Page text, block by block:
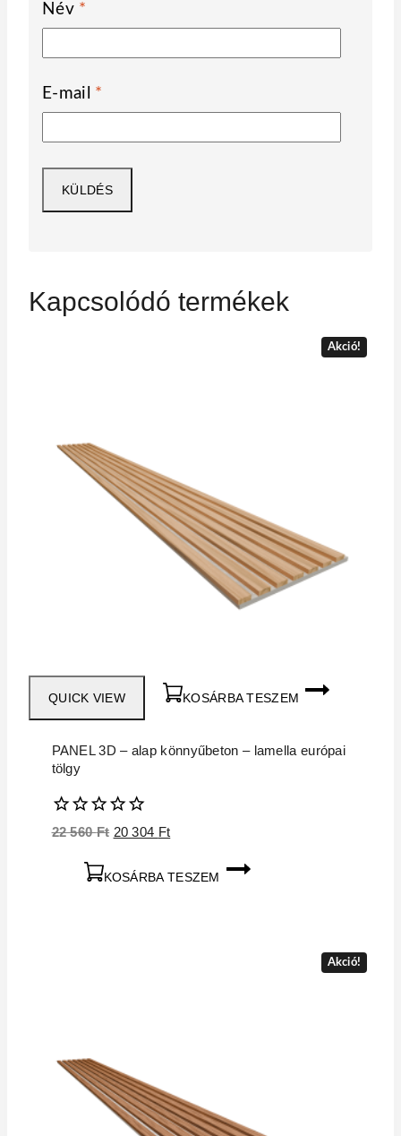
Név *
E-mail *
Kapcsolódó termékek
Akció!
QUICK VIEW KOSÁRBA TESZEM
PANEL 3D – alap könnyűbeton – lamella európai
tölgy
0
22 560Ft Original
was:
20 304 FtCurrent
KOSÁRBA TESZEM
Akció!